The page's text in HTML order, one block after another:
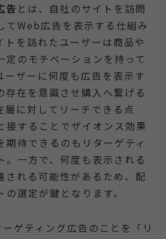
告 とは、自社のサイトを訪問
てWeb広告を表示する仕組み
トを訪れたユーザーは商品や
定のモチベーションを持って
ーザーに何度も広告を表示す
存在を意識させ購入へ繋げる
層に対してリーチできる点
接することでザイオンス効果
期待できるのもリターゲティ
。一方で、何度も表示される
される可能性があるため、配
選定が鍵となります。
ゲティング広告のことを「リ